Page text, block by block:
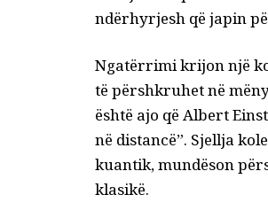
ndërhyrjesh që japin
Ngatërrimi krijon një
të përshkruhet në
është ajo që Albert
në distancë”. Sjellja
kuantik, mundëson
klasikë.